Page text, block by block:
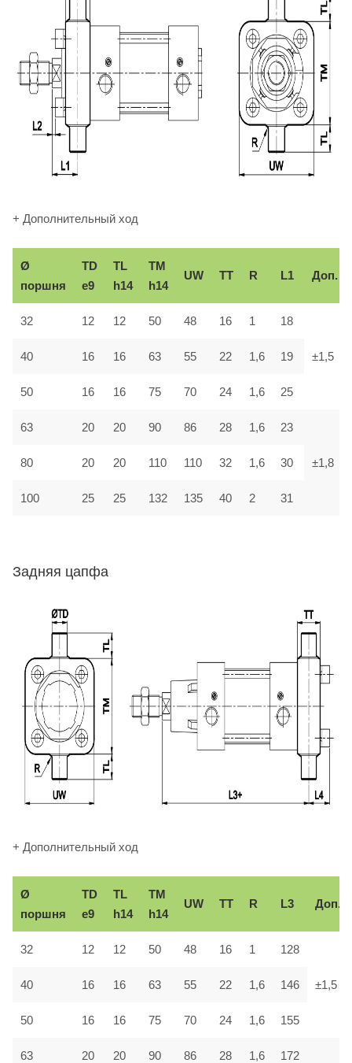
+ Дополнительный ход
Ø
поршня
TD
e9
TL
h14
TM
h14
UW TT R L1 Доп.
32 12 12 50 48 16 1 18
±1,5
40 16 16 63 55 22 1,6 19
50 16 16 75 70 24 1,6 25
63 20 20 90 86 28 1,6 23
±1,8
80 20 20 110 110 32 1,6 30
100 25 25 132 135 40 2 31
Задняя цапфа
+ Дополнительный ход
Ø
поршня
TD
e9
TL
h14
TM
h14
UW TT R L3 Доп.
32 12 12 50 48 16 1 128
±1,5
40 16 16 63 55 22 1,6 146
50 16 16 75 70 24 1,6 155
63 20 20 90 86 28 1,6 172